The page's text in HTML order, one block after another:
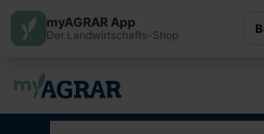
myAGRAR App
Der Landwirtschafts-Shop